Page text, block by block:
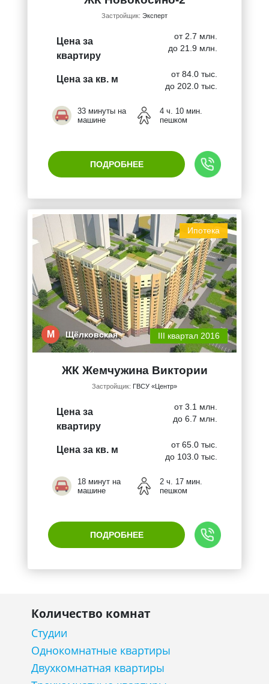
Застройщик: Эксперт
Цена за
квартиру
от 2.7 млн.
до 21.9 млн.
Цена за кв. м
от 84.0 тыс.
до 202.0 тыс.
33 минуты на
машине
4 ч. 10 мин.
пешком
ПОДРОБНЕЕ
Ипотека
М Щёлковская III квартал 2016
ЖК Жемчужина Виктории
Застройщик: ГВСУ «Центр»
Цена за
квартиру
от 3.1 млн.
до 6.7 млн.
Цена за кв. м
от 65.0 тыс.
до 103.0 тыс.
18 минут на
машине
2 ч. 17 мин.
пешком
ПОДРОБНЕЕ
Количество комнат
Студии
Однокомнатные квартиры
Двухкомнатная квартиры